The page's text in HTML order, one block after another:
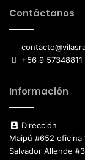
Contáctanos
+56 9 57348811
Información
Dirección
Maipú #652 oficina
Salvador Allende